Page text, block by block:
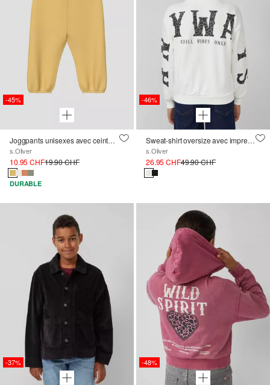
-45%
Joggpants unisexes avec ceinture à revers
s.Oliver
10.95 CHF19.90 CHF
DURABLE
-46%
Sweat-shirt oversize avec impression sur les manches et le dos
s.Oliver
26.95 CHF49.90 CHF
-37% -48%